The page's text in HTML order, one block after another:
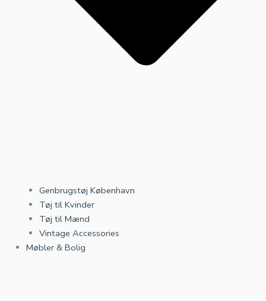
Genbrugstøj København
Tøj til Kvinder
Tøj til Mænd
Vintage Accessories
Møbler & Bolig